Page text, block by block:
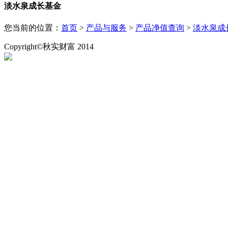
淡水泉成长基金
您当前的位置： 首页 > 产品与服务 > 产品净值查询 > 淡水泉成
Copyright©秋实财富 2014